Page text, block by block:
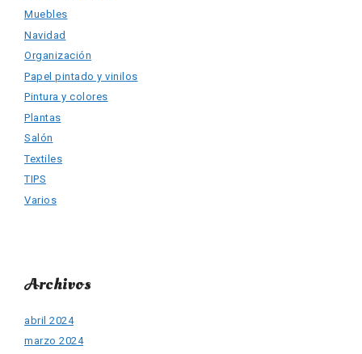
Muebles
Navidad
Organización
Papel pintado y vinilos
Pintura y colores
Plantas
Salón
Textiles
TIPS
Varios
Archivos
abril 2024
marzo 2024